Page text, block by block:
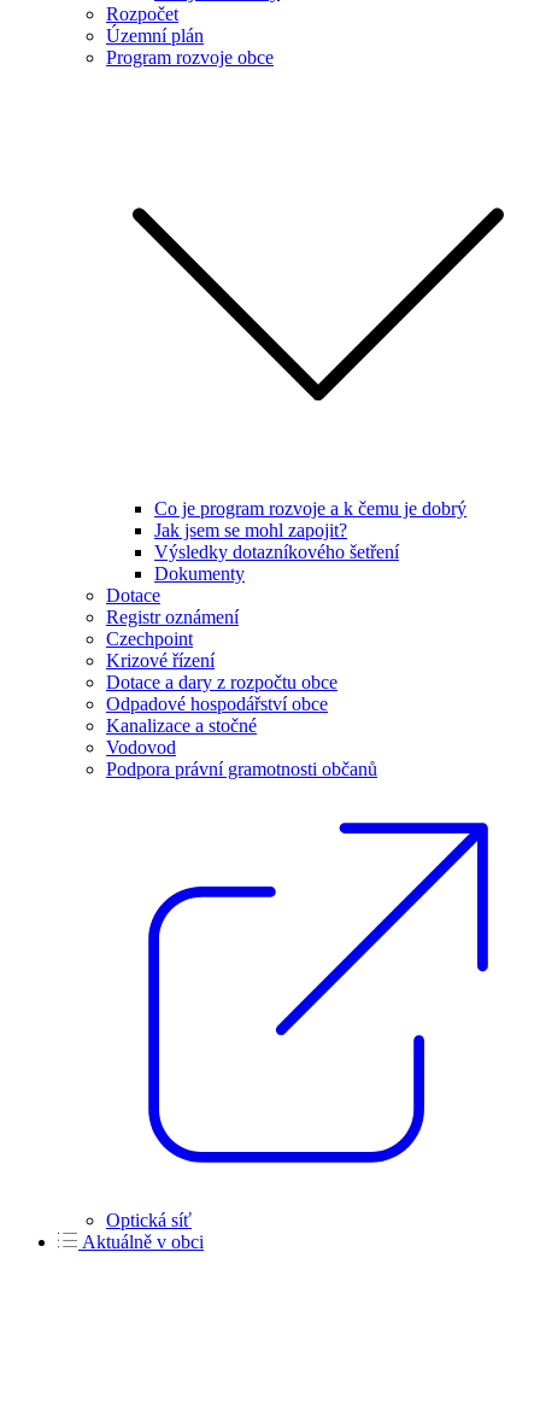
Rozpočet
Územní plán
Program rozvoje obce
Co je program rozvoje a k čemu je dobrý
Jak jsem se mohl zapojit?
Výsledky dotazníkového šetření
Dokumenty
Dotace
Registr oznámení
Czechpoint
Krizové řízení
Dotace a dary z rozpočtu obce
Odpadové hospodářství obce
Kanalizace a stočné
Vodovod
Podpora právní gramotnosti občanů
Optická síť
Aktuálně v obci